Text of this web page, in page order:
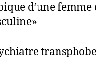
d’une femme